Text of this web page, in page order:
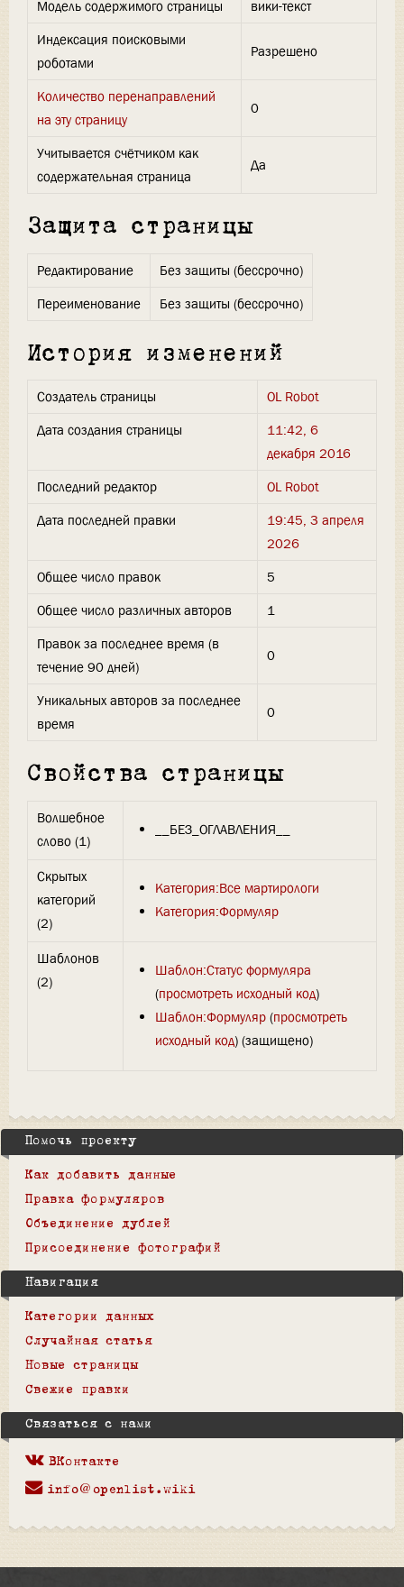
Модель содержимого страницы
вики-текст
Индексация поисковыми
роботами
Разрешено
Количество перенаправлений
на эту страницу
0
Учитывается счётчиком как
содержательная страница
Да
Защита страницы
Редактирование
Без защиты (бессрочно)
Переименование
Без защиты (бессрочно)
История изменений
Создатель страницы
OL Robot
Дата создания страницы
11:42, 6
декабря 2016
Последний редактор
OL Robot
Дата последней правки
19:45, 3 апреля
2026
Общее число правок
5
Общее число различных авторов
1
Правок за последнее время (в
течение 90 дней)
0
Уникальных авторов за последнее
время
0
Свойства страницы
Волшебное
слово (1)
__БЕЗ_ОГЛАВЛЕНИЯ__
Скрытых
категорий
(2)
Категория:Все мартирологи
Категория:Формуляр
Шаблонов
(2)
Шаблон:Статус формуляра
(просмотреть исходный код)
Шаблон:Формуляр(просмотреть
исходный код) (защищено)
Помочь проекту
Как добавить данные
Правка формуляров
Объединение дублей
Присоединение фотографий
Навигация
Категории данных
Случайная статья
Новые страницы
Свежие правки
Связаться с нами
ВКонтакте
info@openlist.wiki